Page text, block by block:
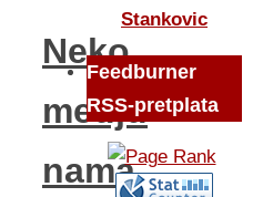
Neko
medju
nama
Stankovic
Feedburner
RSS-pretplata